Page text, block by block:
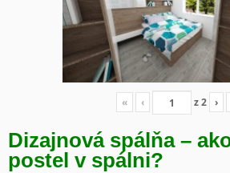
« ‹ z2 ›
Dizajnová spálňa –
postel v spálni?